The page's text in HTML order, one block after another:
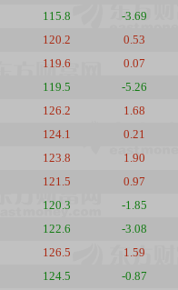
115.8 -3.69
120.2 0.53
119.6 0.07
119.5 -5.26
126.2 1.68
124.1 0.21
123.8 1.90
121.5 0.97
120.3 -1.85
122.6 -3.08
126.5 1.59
124.5 -0.87